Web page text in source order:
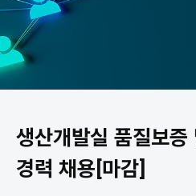
생산개발실 품질보증
경력 채용[마감]